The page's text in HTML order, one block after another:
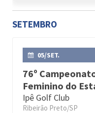
SETEMBRO
05/SET.
76º
Feminino do
Ipê Golf Club
Ribeirão Preto/SP